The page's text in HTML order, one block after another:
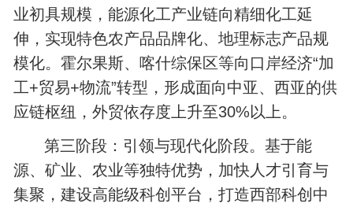
业初具规模，能源化工产业链向精细化工延
伸，实现特色农产品品牌化、地理标志产品规
模化。霍尔果斯、喀什综保区等向口岸经济“加
工+贸易+物流”转型，形成面向中亚、西亚的供
应链枢纽，外贸依存度上升至30%以上。
第三阶段：引领与现代化阶段。基于能
源、矿业、农业等独特优势，加快人才引育与
集聚，建设高能级科创平台，‌打造西部科创中